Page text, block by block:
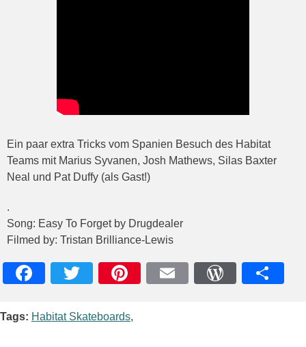
Ein paar extra Tricks vom Spanien Besuch des Habitat
Teams mit Marius Syvanen, Josh Mathews, Silas Baxter
Neal und Pat Duffy (als Gast!)
.
Song: Easy To Forget by Drugdealer
Filmed by: Tristan Brilliance-Lewis
Tags: Habitat Skateboards,